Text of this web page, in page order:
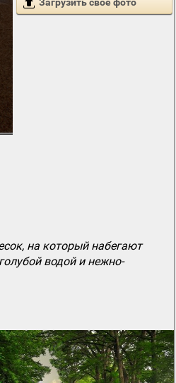
на который набегают
водой и нежно-